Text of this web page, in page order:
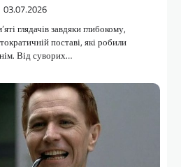
03.07.2026
глядачів завдяки глибокому,
поставі, які робили
Від суворих…